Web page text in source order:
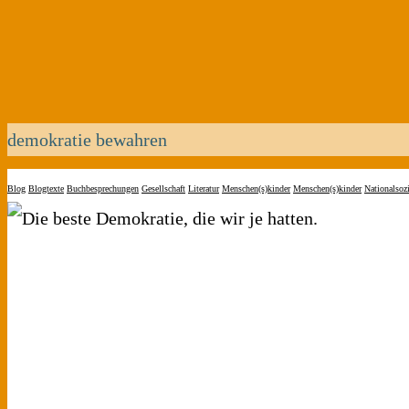
demokratie bewahren
Blog Blogtexte Buchbesprechungen Gesellschaft Literatur Menschen(s)kinder Menschen(s)kinder